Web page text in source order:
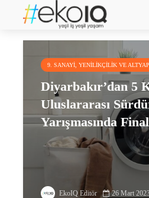
The Earth Prize
9. SANAYI, YENILIKÇILIK VE
Diyarbakır’dan 5
Uluslararası
Yarışmasında
EkoIQ Editör 26 Mart